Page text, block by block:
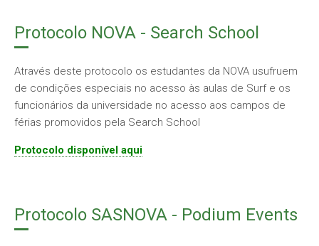
Protocolo NOVA - Search School
Através deste protocolo os estudantes da NOVA usufruem
de condições especiais no acesso às aulas de Surf e os
funcionários da universidade no acesso aos campos de
férias promovidos pela Search School
Protocolo disponível aqui
Protocolo SASNOVA - Podium Events